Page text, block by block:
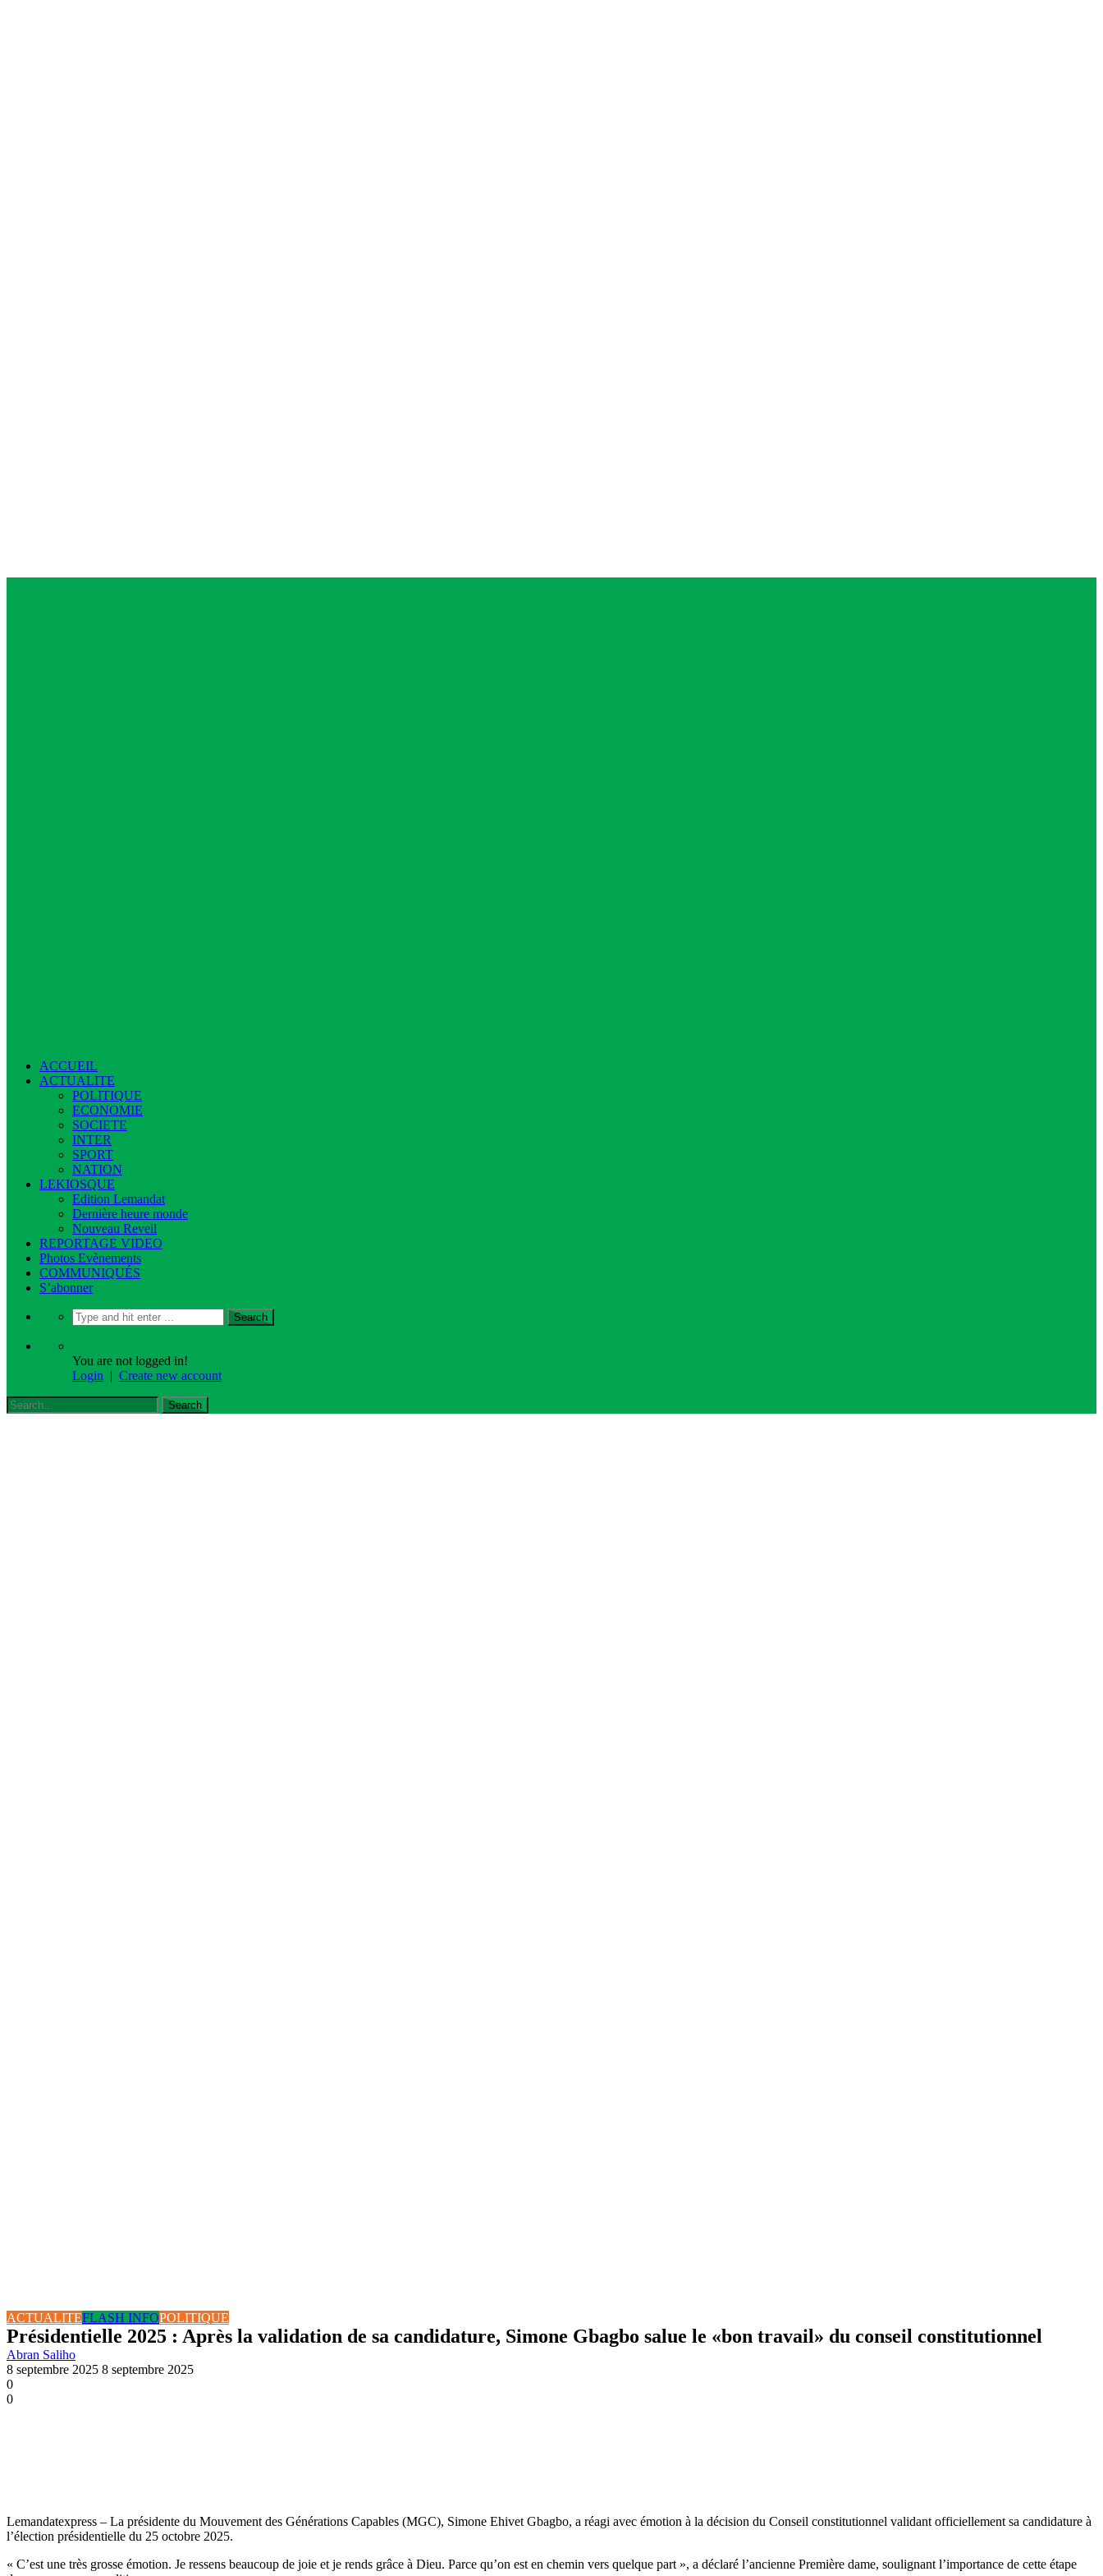
ACCUEIL
ACTUALITE
POLITIQUE
ECONOMIE
SOCIETE
INTER
SPORT
NATION
LEKIOSQUE
Edition Lemandat
Dernière heure monde
Nouveau Reveil
REPORTAGE VIDEO
Photos Evènements
COMMUNIQUÉS
S’abonner
You are not logged in!
Login | Create new account
ACTUALITEFLASH INFOPOLITIQUE
Présidentielle 2025 : Après la validation de sa candidature, Simone Gbagbo salue le «bon travail» du conseil constitutionnel
Abran Saliho
8 septembre 2025 8 septembre 2025
0
0
Lemandatexpress – La présidente du Mouvement des Générations Capables (MGC), Simone Ehivet Gbagbo, a réagi avec émotion à la décision du Conseil constitutionnel validant officiellement sa candidature à
l’élection présidentielle du 25 octobre 2025.
« C’est une très grosse émotion. Je ressens beaucoup de joie et je rends grâce à Dieu. Parce qu’on est en chemin vers quelque part », a déclaré l’ancienne Première dame, soulignant l’importance de cette étape